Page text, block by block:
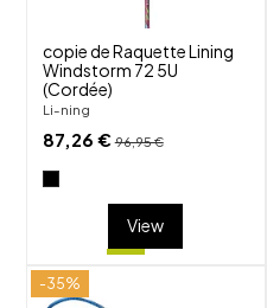
copie de Raquette Lining
Windstorm 72 5U
(Cordée)
Li-ning
87,26 €96,95 €
View
-35%